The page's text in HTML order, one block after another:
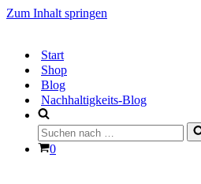
Zum Inhalt springen
Start
Shop
Blog
Nachhaltigkeits-Blog
Suchen
nach …
Warenkorb
0